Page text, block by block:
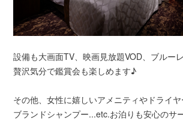
設備も大画面TV、映画見放題VOD、ブルー
贅沢気分で鑑賞会も楽しめます♪
その他、女性に嬉しいアメニティやドライ
ブランドシャンプー...etc.お泊りも安心のサ